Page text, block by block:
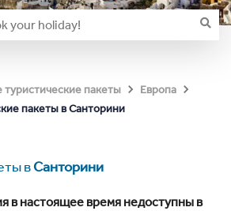
туристические пакеты
Европа
пакеты в Санторини
вСанторини
в настоящее время недоступны в